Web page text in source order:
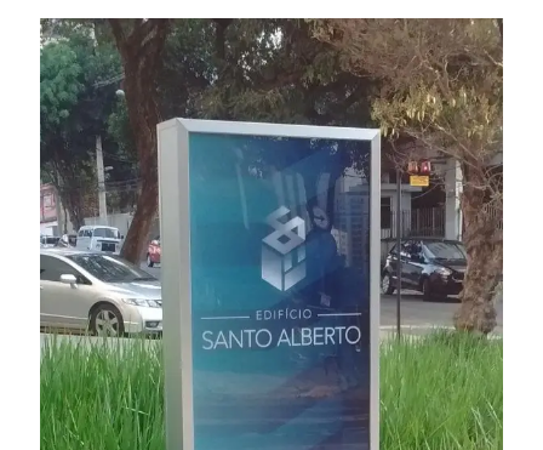
Luminoso de Acrílico